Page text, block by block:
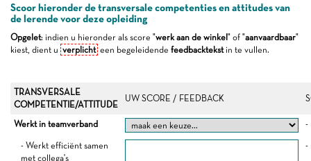
Scoor hieronder de transversale competenties en attitudes van
de lerende voor deze opleiding
Opgelet: indien u hieronder als score "werk aan de winkel " of "aanvaardbaar"
kiest, dient u verplicht een begeleidende feedbacktekstin te vullen.
TRANSVERSALE
COMPETENTIE/ATTITUDE
UW SCORE / FEEDBACK
Werkt in teamverband -
- Werkt efficiënt samen
met collega's
-